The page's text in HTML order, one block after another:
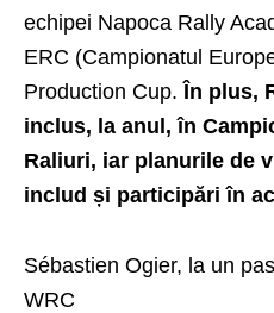
echipei Napoca Rally
ERC (Campionatul
Production Cup.În plus,
inclus, la anul, în
Raliuri, iar planurile de
includ și participări în
Sébastien Ogier, la un
WRC